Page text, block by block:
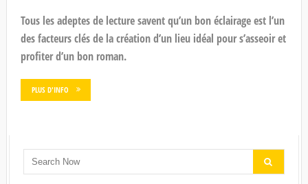
Tous les adeptes de lecture savent qu’un bon éclairage est l’un
des facteurs clés de la création d’un lieu idéal pour s’asseoir et
profiter d’un bon roman.
PLUS D'INFO